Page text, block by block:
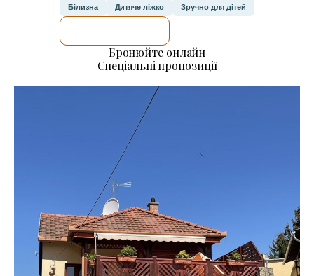
Білизна Дитяче ліжко Зручно для дітей
Бронюйте онлайн
Спеціальні пропозиції